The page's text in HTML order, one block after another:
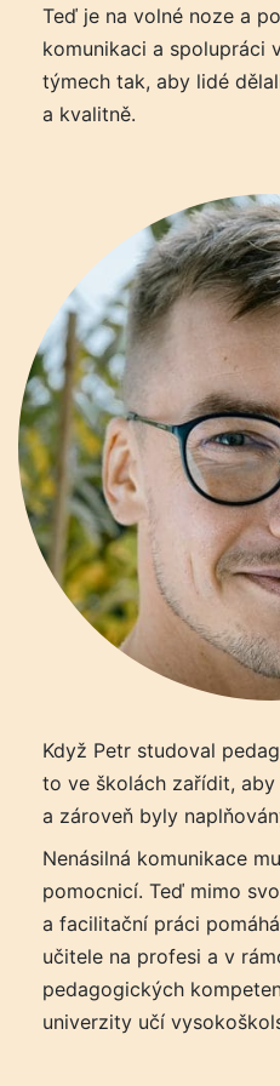
Teď je na volné noze a
komunikaci a spolupráci
týmech tak, aby lidé
a kvalitně.
Když Petr studoval
to ve školách zařídit,
a zároveň byly
Nenásilná komunikace
pomocnicí. Teď mimo
a facilitační práci
učitele na profesi a v
pedagogických
univerzity učí